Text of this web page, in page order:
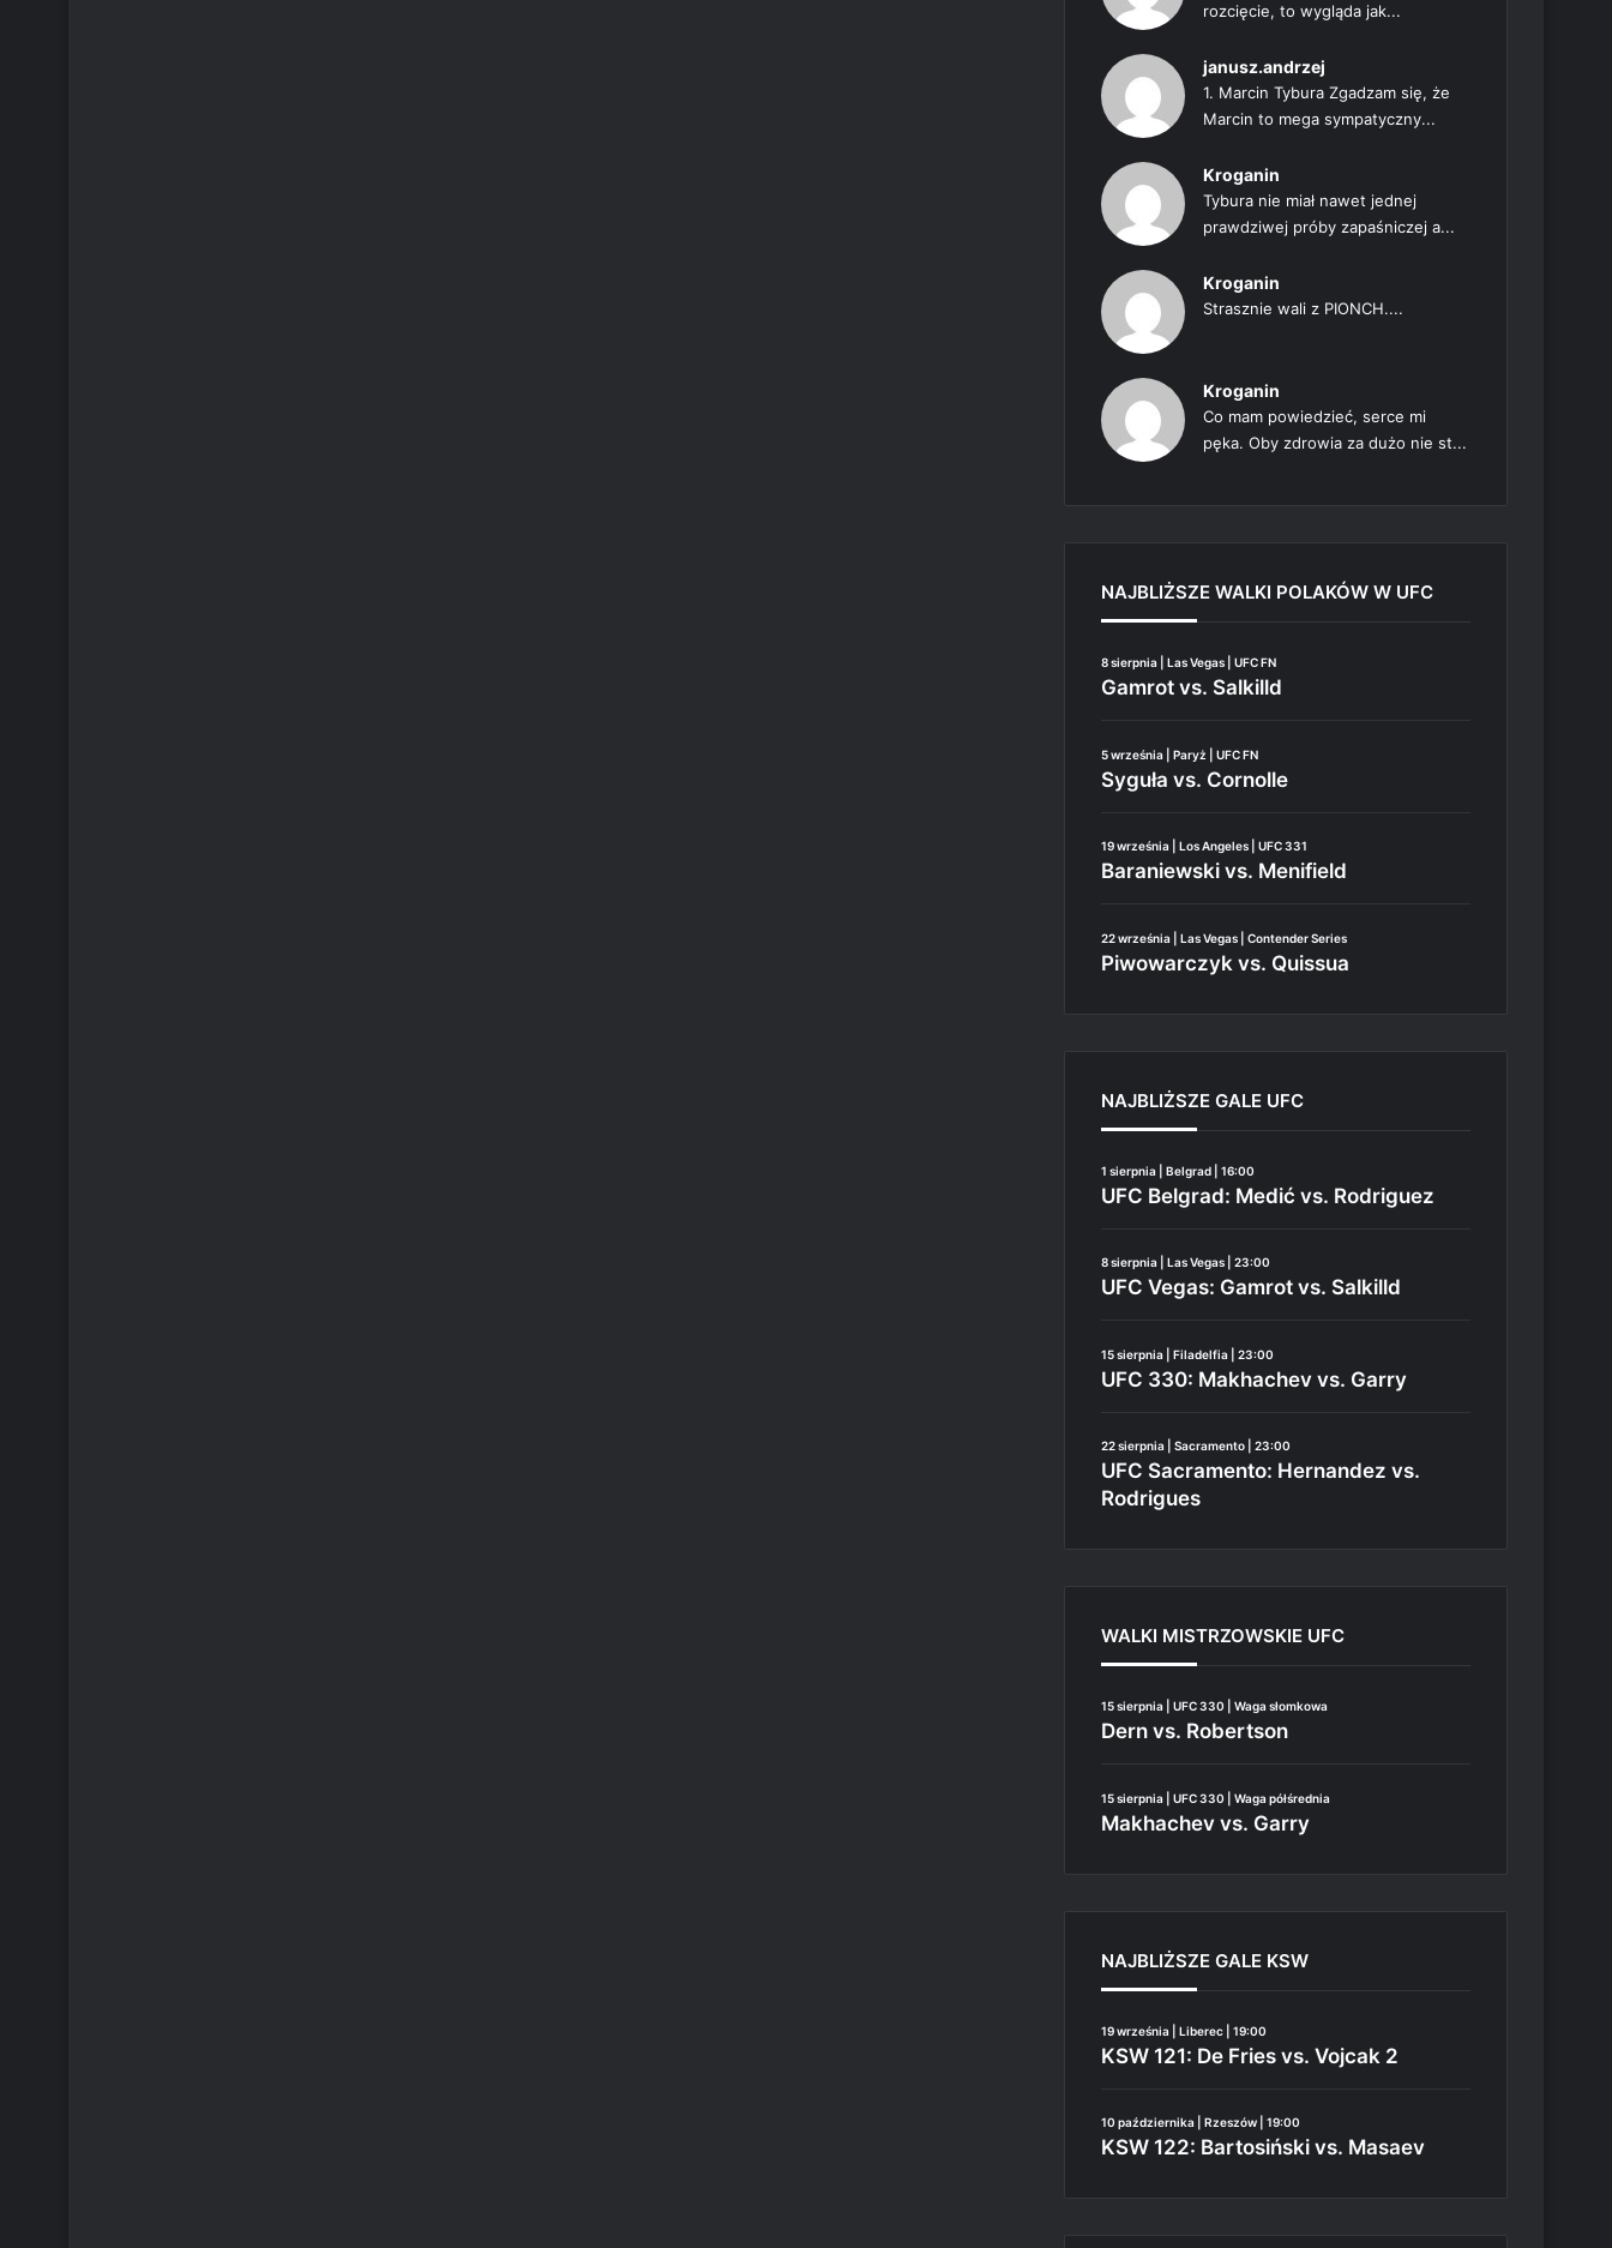
rozcięcie, to wygląda jak...
janusz.andrzej
1. Marcin Tybura Zgadzam się, że
Marcin to mega sympatyczny...
Kroganin
Tybura nie miał nawet jednej
prawdziwej próby zapaśniczej a...
Kroganin
Strasznie wali z PIONCH....
Kroganin
Co mam powiedzieć, serce mi
pęka. Oby zdrowia za dużo nie st...
NAJBLIŻSZE WALKI POLAKÓW W UFC
8 sierpnia | Las Vegas | UFC FN
Gamrot vs. Salkilld
5 września | Paryż | UFC FN
Syguła vs. Cornolle
19 września | Los Angeles | UFC 331
Baraniewski vs. Menifield
22 września | Las Vegas | Contender Series
Piwowarczyk vs. Quissua
NAJBLIŻSZE GALE UFC
1 sierpnia | Belgrad | 16:00
UFC Belgrad: Medić vs. Rodriguez
8 sierpnia | Las Vegas | 23:00
UFC Vegas: Gamrot vs. Salkilld
15 sierpnia | Filadelfia | 23:00
UFC 330: Makhachev vs. Garry
22 sierpnia | Sacramento | 23:00
UFC Sacramento: Hernandez vs.
Rodrigues
WALKI MISTRZOWSKIE UFC
15 sierpnia | UFC 330 | Waga słomkowa
Dern vs. Robertson
15 sierpnia | UFC 330 | Waga półśrednia
Makhachev vs. Garry
NAJBLIŻSZE GALE KSW
19 września | Liberec | 19:00
KSW 121: De Fries vs. Vojcak 2
10 października | Rzeszów | 19:00
KSW 122: Bartosiński vs. Masaev